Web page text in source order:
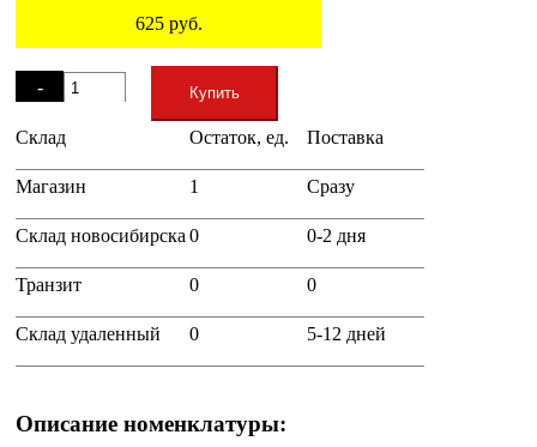
625руб.
-
+
Купить
Склад Остаток, ед. Поставка
Магазин 1 Сразу
Склад новосибирска 0 0-2 дня
Транзит 0 0
Склад удаленный 0 5-12 дней
Описание номенклатуры: